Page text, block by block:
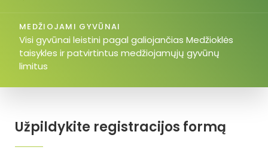
Užpildykite registracijos formą
MEDŽIOJAMI GYVŪNAI
Visi gyvūnai leistini pagal galiojančias Medžioklės
taisykles ir patvirtintus medžiojamųjų gyvūnų
limitus